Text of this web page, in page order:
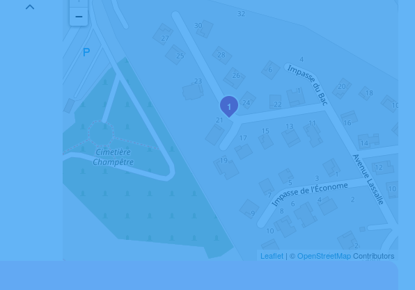
1
−
Leaflet | ©OpenStreetMapContributors